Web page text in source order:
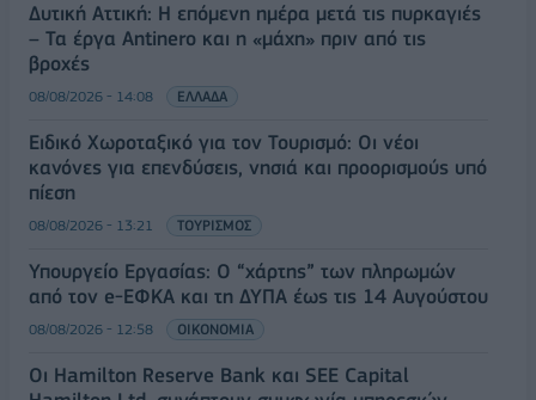
Δυτική Αττική: Η επόμενη ημέρα μετά τις πυρκαγιές
– Τα έργα Antinero και η «μάχη» πριν από τις
βροχές
08/08/2026 - 14:08 ΕΛΛΑΔΑ
Ειδικό Χωροταξικό για τον Τουρισμό: Οι νέοι
κανόνες για επενδύσεις, νησιά και προορισμούς υπό
πίεση
08/08/2026 - 13:21 ΤΟΥΡΙΣΜΟΣ
Υπουργείο Εργασίας: Ο “χάρτης” των πληρωμών
από τον e-ΕΦΚΑ και τη ΔΥΠΑ έως τις 14 Αυγούστου
08/08/2026 - 12:58 ΟΙΚΟΝΟΜΙΑ
Οι Hamilton Reserve Bank και SEE Capital